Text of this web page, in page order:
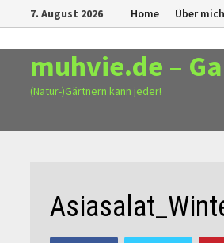
Zurück
zum
Inhalt
7. August 2026 Home Über mich
muhvie.de –
(Natur-)Gärtnern kann jeder!